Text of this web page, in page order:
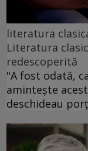
literatura
Literatura
redescoperită
"A fost odată,
amintește
deschideau